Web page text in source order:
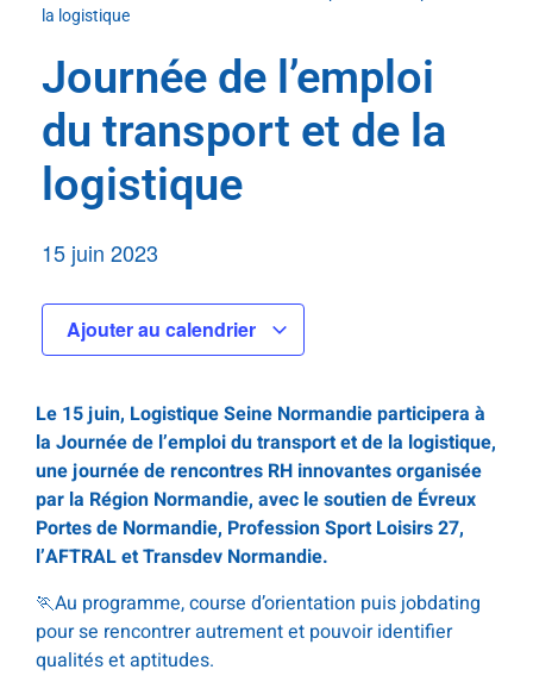
la logistique
Journée de l’emploi
du transport et de la
logistique
15 juin 2023
Ajouter au calendrier
Le 15 juin, Logistique Seine Normandie participera à
la Journée de l’emploi du transport et de la logistique,
une journée de rencontres RH innovantes organisée
par la Région Normandie, avec le soutien de Évreux
Portes de Normandie, Profession Sport Loisirs 27,
l’AFTRAL et Transdev Normandie.
🏃Au programme, course d’orientation puis jobdating
pour se rencontrer autrement et pouvoir identifier
qualités et aptitudes.